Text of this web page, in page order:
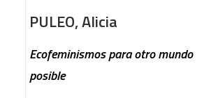
PULEO, Alicia
Ecofeminismos para otro mundo
posible